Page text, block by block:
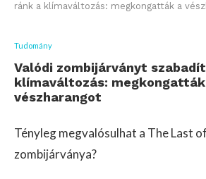
ránk a klímaváltozás: megkongatták a
Tudomány
Valódi zombijárványt
klímaváltozás:
vészharangot
Tényleg megvalósulhat a The Last
zombijárványa?